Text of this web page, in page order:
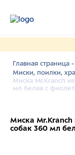
Главная страница -
Миски, поилки,
Миска Mr.Kranch
мл белая с
Миска
собак 360 мл